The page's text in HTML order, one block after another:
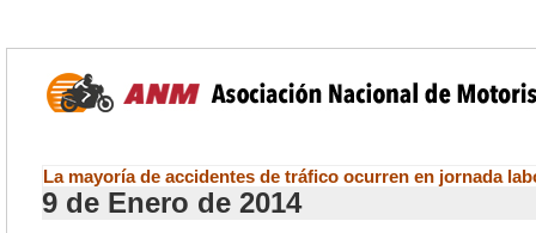
La mayoría de accidentes de tráfico ocurren en jornada
9 de Enero de 2014